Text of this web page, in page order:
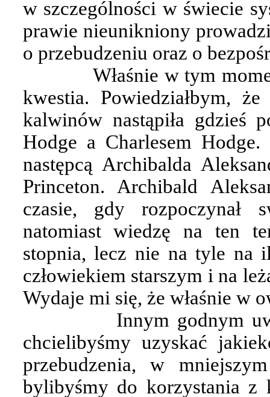
w szczególności w świecie
prawie nieunikniony
o przebudzeniu oraz o
Właśnie w tym
kwestia. Powiedziałbym,
kalwinów nastąpiła gdzieś
Hodge a Charlesem
następcą Archibalda
Princeton. Archibald
czasie, gdy rozpoczynał
natomiast wiedzę na ten
stopnia, lecz nie na tyle na
człowiekiem starszym i na
Wydaje mi się, że właśnie w
Innym godnym
chcielibyśmy uzyskać
przebudzenia, w
bylibyśmy do korzystania z